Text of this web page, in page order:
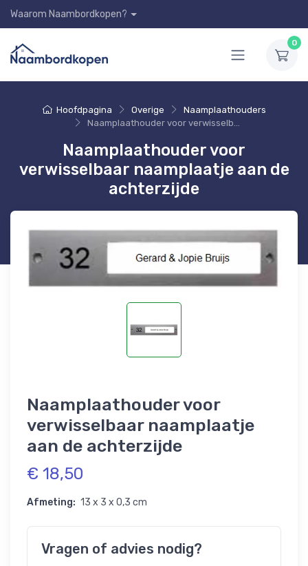
Waarom Naambordkopen?
0
Hoofdpagina Overige
Naamplaathouders
Naamplaathouder voor verwisselbaar naamplaatje aan de achterzijde
Naamplaathouder voor
verwisselbaar naamplaatje aan de
achterzijde
Naamplaathouder voor
verwisselbaar naamplaatje
aan de achterzijde
€ 18,50
Afmeting: 13 x 3 x 0,3 cm
Vragen of advies nodig?